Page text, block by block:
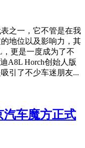
之一，它不管是在我
地位以及影响力，其
更是一度成为了不
A8L Horch创始人版
引了不少车迷朋友...
汽车魔方正式